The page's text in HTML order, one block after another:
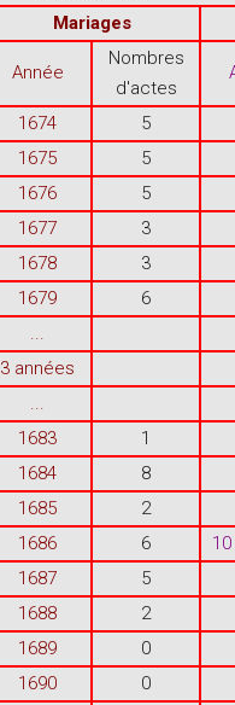
Mariages
Année
Nombres
d'actes
1674
5
1675
5
1676
5
1677
3
1678
3
1679
6
3 années
1683
1
1684
8
1685
2
1686 6
1687
5
1688
2
1689
0
1690
0